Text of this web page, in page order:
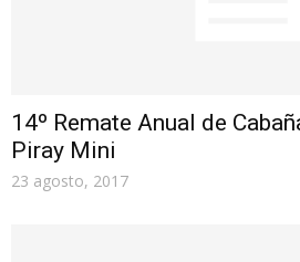
14º Remate Anual de
Piray Mini
23 agosto, 2017